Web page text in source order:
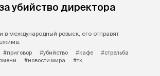
убийство директора
в международный розыск, его отправят
#приговор #убийство #кафе
#стрельба
#новости мира #тк